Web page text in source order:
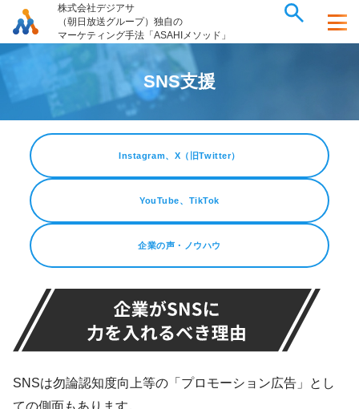
株式会社デジアサ
（朝日放送グループ）独自の
マーケティング手法「ASAHIメソッド」
SNS支援
Instagram、X（旧Twitter）
YouTube、TikTok
企業の声・ノウハウ
SNSは勿論認知度向上等の「プロモーション広告」とし
ての側面もあります。